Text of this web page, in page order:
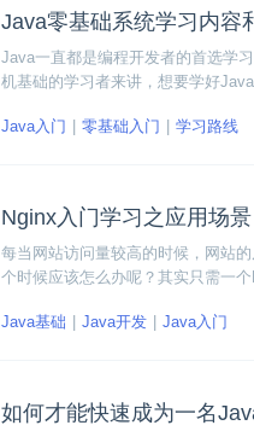
Java零基础系统学习内容
Java一直都是编程开发者的首选学
机基础的学习者来讲，想要学好
径的时候有一个参考。
Java入门 零基础入门 学习路线
Nginx入门学习之应用场景
每当网站访问量较高的时候，网站
个时候应该怎么办呢？其实只需一
Java基础
Java开发 Java入门
如何才能快速成为一名